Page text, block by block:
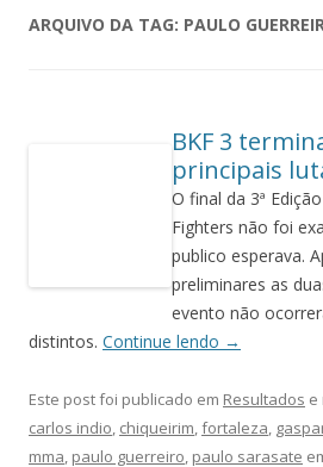
ARQUIVO DA TAG: PAULO
BKF 3
principais
O final da 3ª
Fighters não foi
publico esperava.
preliminares as
evento não
distintos. Continue lendo →
Este post foi publicado em Resultados e
carlos indio, chiqueirim,fortaleza,
mma, paulo guerreiro, paulo sarasate